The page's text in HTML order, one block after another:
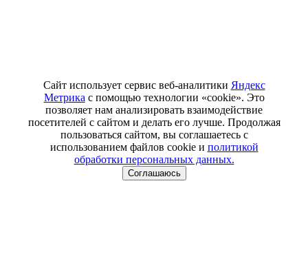
Сайт использует сервис веб-аналитики Яндекс
Метрика с помощью технологии «cookie». Это
позволяет нам анализировать взаимодействие
посетителей с сайтом и делать его лучше. Продолжая
пользоваться сайтом, вы соглашаетесь с
использованием файлов cookie и политикой
обработки персональных данных.
Соглашаюсь